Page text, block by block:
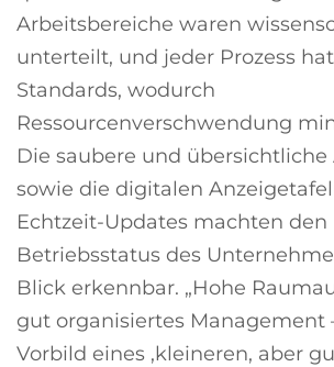
Arbeitsbereiche waren
unterteilt, und jeder Prozess
Standards, wodurch
Ressourcenverschwendung
Die saubere und
sowie die digitalen
Echtzeit-Updates machten den
Betriebsstatus des
Blick erkennbar. „Hohe
gut organisiertes Management
Vorbild eines ‚kleineren, aber